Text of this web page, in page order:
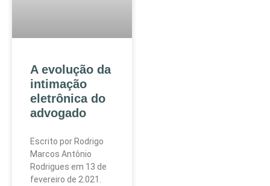
A evolução da
intimação
eletrônica do
advogado
Escrito por Rodrigo
Marcos Antônio
Rodrigues em 13 de
fevereiro de 2.021.